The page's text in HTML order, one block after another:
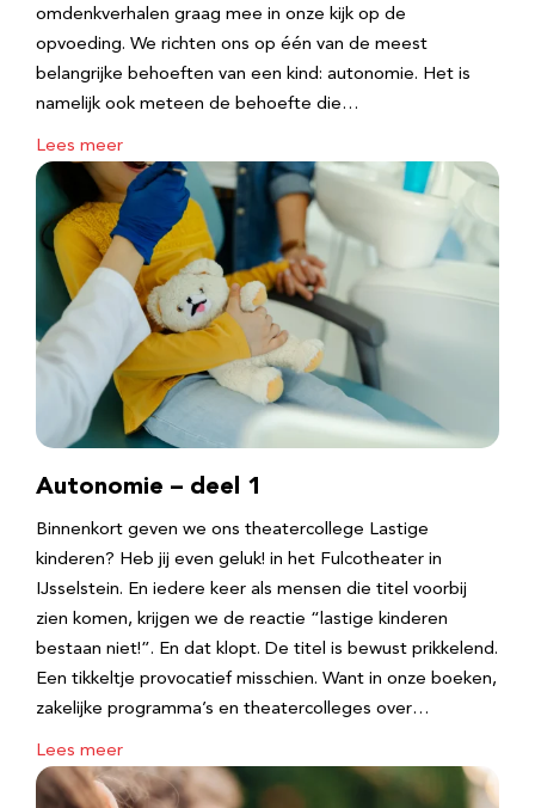
omdenkverhalen graag mee in onze kijk op de
opvoeding. We richten ons op één van de meest
belangrijke behoeften van een kind: autonomie. Het is
namelijk ook meteen de behoefte die…
Lees meer
Autonomie – deel 1
Binnenkort geven we ons theatercollege Lastige
kinderen? Heb jij even geluk! in het Fulcotheater in
IJsselstein. En iedere keer als mensen die titel voorbij
zien komen, krijgen we de reactie “lastige kinderen
bestaan niet!”. En dat klopt. De titel is bewust prikkelend.
Een tikkeltje provocatief misschien. Want in onze boeken,
zakelijke programma’s en theatercolleges over…
Lees meer